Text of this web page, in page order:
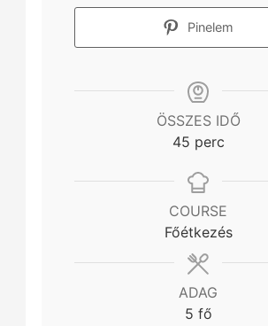
Pinelem
ÖSSZES IDŐ
45minutes
perc
COURSE
Főétkezés
ADAG
5 fő